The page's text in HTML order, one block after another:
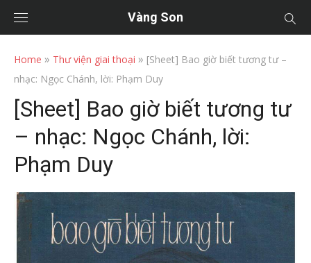
Vàng Son
Home » Thư viện giai thoại » [Sheet] Bao giờ biết tương tư –
nhạc: Ngọc Chánh, lời: Phạm Duy
[Sheet] Bao giờ biết tương tư
– nhạc: Ngọc Chánh, lời:
Phạm Duy